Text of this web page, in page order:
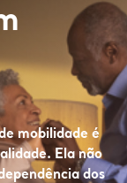
mobilidade é
Ela não
dos